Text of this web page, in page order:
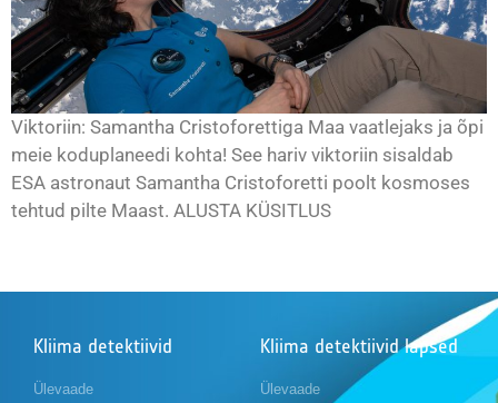
Viktoriin: Samantha Cristoforettiga Maa vaatlejaks ja õpi
meie koduplaneedi kohta! See hariv viktoriin sisaldab
ESA astronaut Samantha Cristoforetti poolt kosmoses
tehtud pilte Maast. ALUSTA KÜSITLUS
Kliima detektiivid
Ülevaade
Kliima detektiivid lapsed
Ülevaade